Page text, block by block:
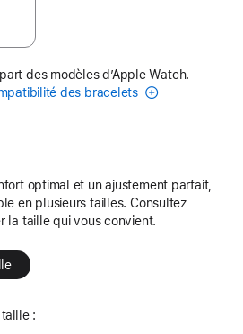
des modèles d’Apple Watch.
des bracelets
optimal et un ajustement parfait,
en plusieurs tailles. Consultez
la taille qui vous convient.
: